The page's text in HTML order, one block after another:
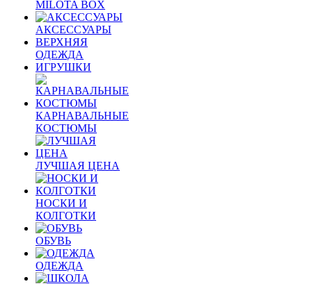
MILOTA BOX
АКСЕССУАРЫ
ВЕРХНЯЯ
ОДЕЖДА
ИГРУШКИ
КАРНАВАЛЬНЫЕ
КОСТЮМЫ
ЛУЧШАЯ ЦЕНА
НОСКИ И
КОЛГОТКИ
ОБУВЬ
ОДЕЖДА